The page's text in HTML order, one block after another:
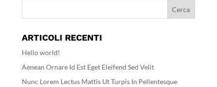
ARTICOLI RECENTI
Hello world!
Aenean Ornare Id Est Eget Eleifend Sed Velit
Nunc Lorem Lectus Mattis Ut Turpis In Pellentesque